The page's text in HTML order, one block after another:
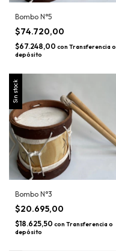
Bombo N°5
$74.720,00
$67.248,00 con Transferencia o
depósito
Sin stock
Bombo N°3
$20.695,00
$18.625,50 con Transferencia o
depósito